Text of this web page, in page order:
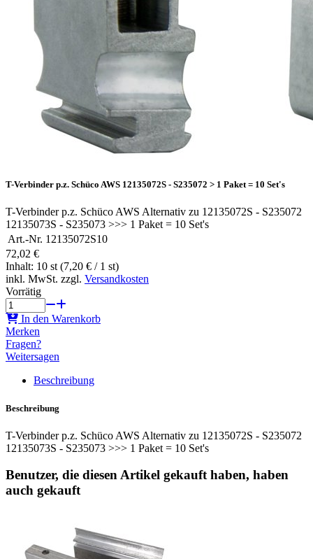
T-Verbinder p.z. Schüco AWS 12135072S - S235072 > 1 Paket = 10 Set's
T-Verbinder p.z. Schüco AWS Alternativ zu 12135072S - S235072
12135073S - S235073 >>> 1 Paket = 10 Set's
Art.-Nr. 12135072S10
72,02 €
Inhalt: 10 st (7,20 € / 1 st)
inkl. MwSt. zzgl. Versandkosten
Vorrätig
In den Warenkorb
Merken
Fragen?
Weitersagen
Beschreibung
Beschreibung
T-Verbinder p.z. Schüco AWS Alternativ zu 12135072S - S235072
12135073S - S235073 >>> 1 Paket = 10 Set's
Benutzer, die diesen Artikel gekauft haben, haben
auch gekauft